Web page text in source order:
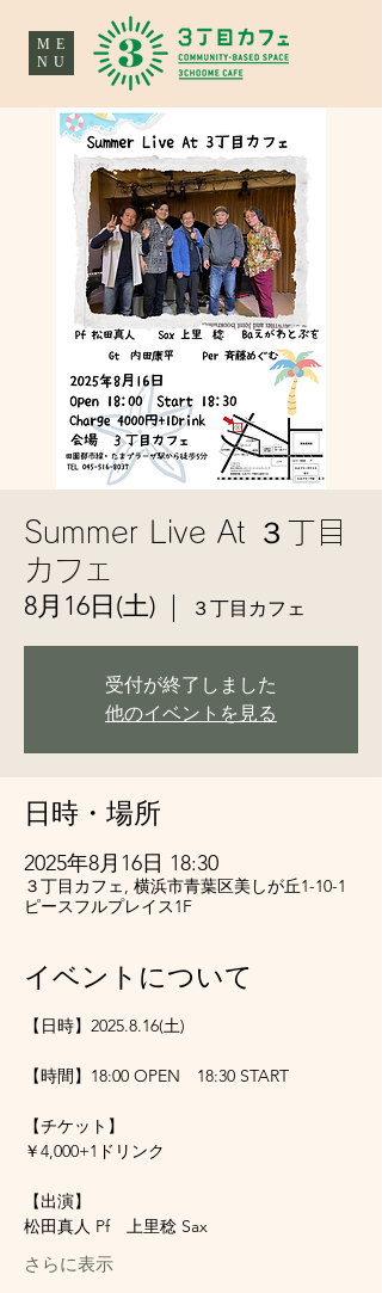
ME
NU
Summer Live At ３丁目
カフェ
8月16日(土) ３丁目カフェ
受付が終了しました
他のイベントを見る
日時・場所
2025年8月16日 18:30
３丁目カフェ, 横浜市青葉区美しが丘1-10-1
ピースフルプレイス1F
イベントについて
【日時】2025.8.16(土)
【時間】18:00 OPEN　18:30 START
【チケット】
￥4,000+1ドリンク
【出演】
松田真人 Pf　上里稔 Sax
さらに表示